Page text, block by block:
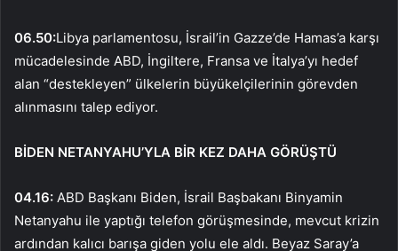
06.50:Libya parlamentosu, İsrail’in Gazze’de Hamas’a karşı
mücadelesinde ABD, İngiltere, Fransa ve İtalya’yı hedef
alan “destekleyen” ülkelerin büyükelçilerinin görevden
alınmasını talep ediyor.
BİDEN NETANYAHU’YLA BİR KEZ DAHA GÖRÜŞTÜ
04.16: ABD Başkanı Biden, İsrail Başbakanı Binyamin
Netanyahu ile yaptığı telefon görüşmesinde, mevcut krizin
ardından kalıcı barışa giden yolu ele aldı. Beyaz Saray’a